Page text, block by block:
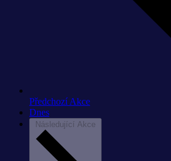
PředchozíAkce
Dnes
Následující Akce